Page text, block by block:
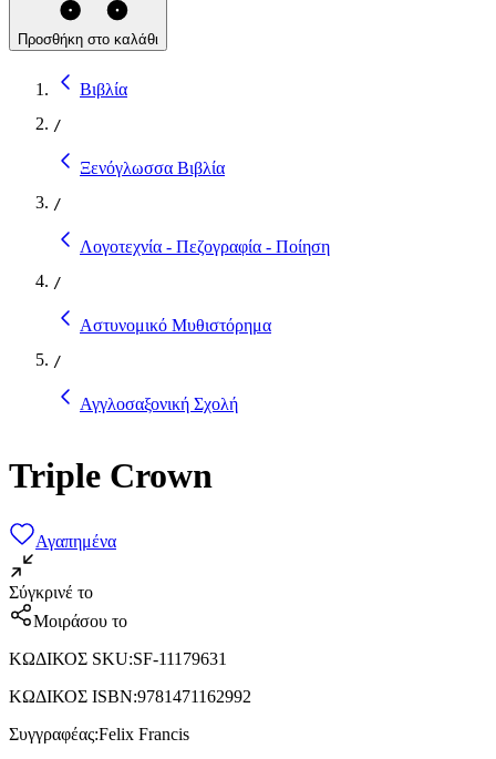
Προσθήκη στο καλάθι
Βιβλία
/
Ξενόγλωσσα Βιβλία
/
Λογοτεχνία - Πεζογραφία - Ποίηση
/
Αστυνομικό Μυθιστόρημα
/
Αγγλοσαξονική Σχολή
Triple Crown
Αγαπημένα
Σύγκρινέ το
Μοιράσου το
ΚΩΔΙΚΟΣ SKU:SF-11179631
ΚΩΔΙΚΟΣ ISBN:9781471162992
Συγγραφέας:Felix Francis